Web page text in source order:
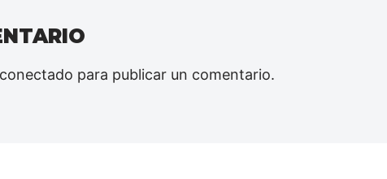
conectado para publicar un comentario.